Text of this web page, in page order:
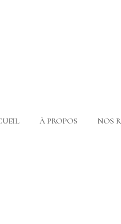
À PROPOS NOS